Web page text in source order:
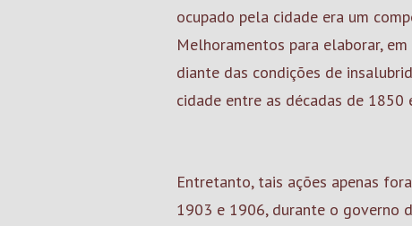
ocupado pela cidade era um
Melhoramentos para elaborar,
diante das condições de
cidade entre as décadas de 1850
Entretanto, tais ações apenas
1903 e 1906, durante o governo